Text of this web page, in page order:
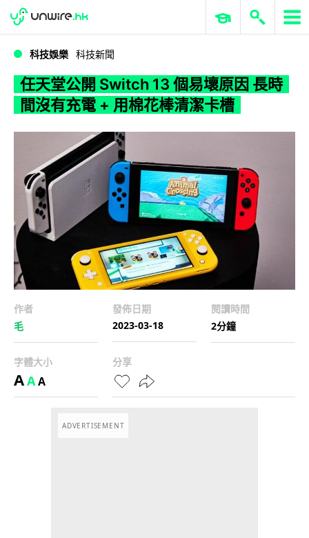
WWDC 2026 ERP 與商業 AI
科技娛樂 科技新聞
任天堂公開 Switch 13 個易壞原因 長時
間沒有充電 + 用棉花棒清潔卡槽
作者
毛
發佈日期
2023-03-18
閱讀時間
2分鐘
字體大小
AAA
分享
ADVERTISEMENT